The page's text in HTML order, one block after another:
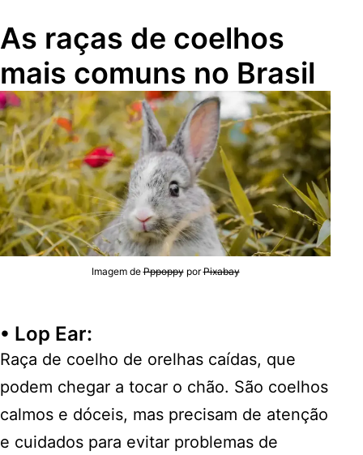
As raças de coelhos
mais comuns no Brasil
Imagem dePppoppyporPixabay
• Lop Ear:
Raça de coelho de orelhas caídas, que
podem chegar a tocar o chão. São coelhos
calmos e dóceis, mas precisam de atenção
e cuidados para evitar problemas de